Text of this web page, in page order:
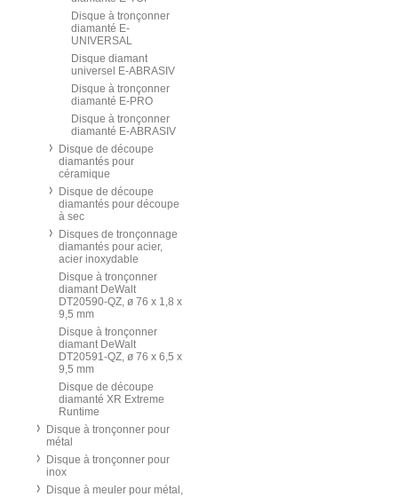
Disque à tronçonner
diamanté E-
UNIVERSAL
Disque diamant
universel E-ABRASIV
Disque à tronçonner
diamanté E-PRO
Disque à tronçonner
diamanté E-ABRASIV
Disque de découpe
diamantés pour
céramique
Disque de découpe
diamantés pour découpe
à sec
Disques de tronçonnage
diamantés pour acier,
acier inoxydable
Disque à tronçonner
diamant DeWalt
DT20590-QZ, ø 76 x 1,8 x
9,5 mm
Disque à tronçonner
diamant DeWalt
DT20591-QZ, ø 76 x 6,5 x
9,5 mm
Disque de découpe
diamanté XR Extreme
Runtime
Disque à tronçonner pour
métal
Disque à tronçonner pour
inox
Disque à meuler pour métal,